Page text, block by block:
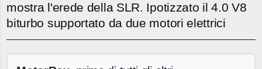
mostra l'erede della SLR. Ipotizzato il 4.0 V8
biturbo supportato da due motori elettrici